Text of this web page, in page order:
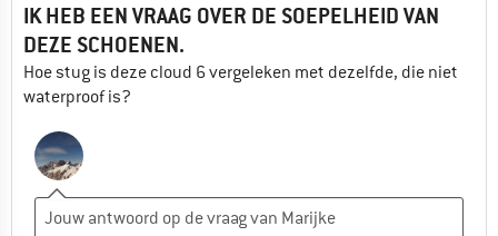
IK HEB EEN VRAAG OVER DE SOEPELHEID VAN
DEZE SCHOENEN.
Hoe stug is deze cloud 6 vergeleken met dezelfde, die niet
waterproof is?